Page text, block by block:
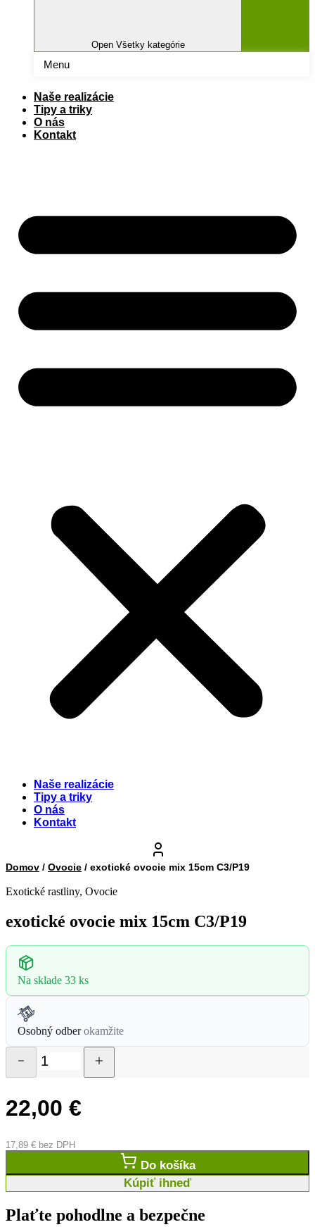
Open Všetky kategórie
Menu
Naše realizácie
Tipy a triky
O nás
Kontakt
Naše realizácie
Tipy a triky
O nás
Kontakt
Domov / Ovocie / exotické ovocie mix 15cm C3/P19
Exotické rastliny, Ovocie
exotické ovocie mix 15cm C3/P19
Na sklade 33 ks
Osobný odber okamžite
22,00 €
17,89 € bez DPH
Do košíka
Kúpiť ihneď
Plaťte pohodlne a bezpečne